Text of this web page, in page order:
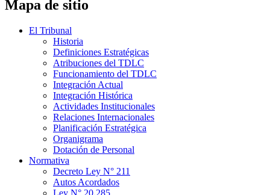
Mapa de sitio
El Tribunal
Historia
Definiciones Estratégicas
Atribuciones del TDLC
Funcionamiento del TDLC
Integración Actual
Integración Histórica
Actividades Institucionales
Relaciones Internacionales
Planificación Estratégica
Organigrama
Dotación de Personal
Normativa
Decreto Ley N° 211
Autos Acordados